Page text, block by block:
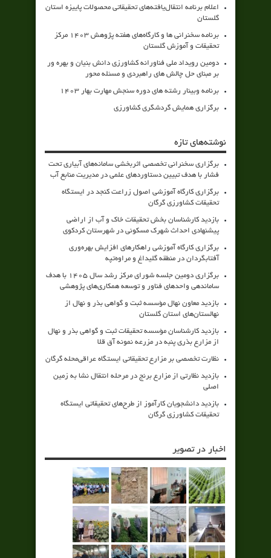
اعلام برنامه انتقال‌یافته‌های تحقیقاتی محصولات پاییزه استان
گلستان
برنامه سخنرانی ها و کارگاه‌های هفته پژوهش 1403 مرکز
تحقیقات و آموزش گلستان
دومین رویداد ملی فناورانه کشاورزی دانش بنیان و بهره ور
بر مبنای حل چالش های راهبردی و مسئله محور
برنامه وبینار رشته های دوره سنجش مهارت بهار 1403
برگزاری همایش گردشگری کشاورزی
نوشته‌های تازه
برگزاری سخنرانی تخصصی اثربخشی سامانه‌های آبیاری تحت
فشار با هدف تبیین دستاوردهای علمی در مدیریت منابع آب
برگزاری کارگاه آموزشی اصول زراعت کنجد در ایستگاه
تحقیقات کشاورزی گرگان
بازدید کارشناسان بخش تحقیقات خاک و آب از اراضی
پیشنهادی احداث شهرک مسکونی در شهرستان کردکوی
برگزاری کارگاه آموزشی راهکارهای افزایش بهره‌وری
آفتابگردان در منطقه گلیداغ و مراوه‌تپه
برگزاری دومین جلسه شورای مرکز رشد سال ۱۴۰۵ با هدف
ساماندهی واحدهای فناور و توسعه همکاری‌های پژوهشی
بازدید معاون نهال مؤسسه ثبت و گواهی بذر و نهال از
نهالستان‌های استان گلستان
بازدید کارشناسان مؤسسه تحقیقات ثبت و گواهی بذر و نهال
از مزارع بذری پنبه در مزرعه نمونه آق قلا
نظارت تخصصی بر مزارع تحقیقاتی ایستگاه عراقی‌محله گرگان
بازدید نظارتی از مزارع برنج در مرحله انتقال نشا به زمین
اصلی
بازدید دانشجویان کارآموز از طرح‌های تحقیقاتی ایستگاه
تحقیقات کشاورزی گرگان
اخبار در تصویر